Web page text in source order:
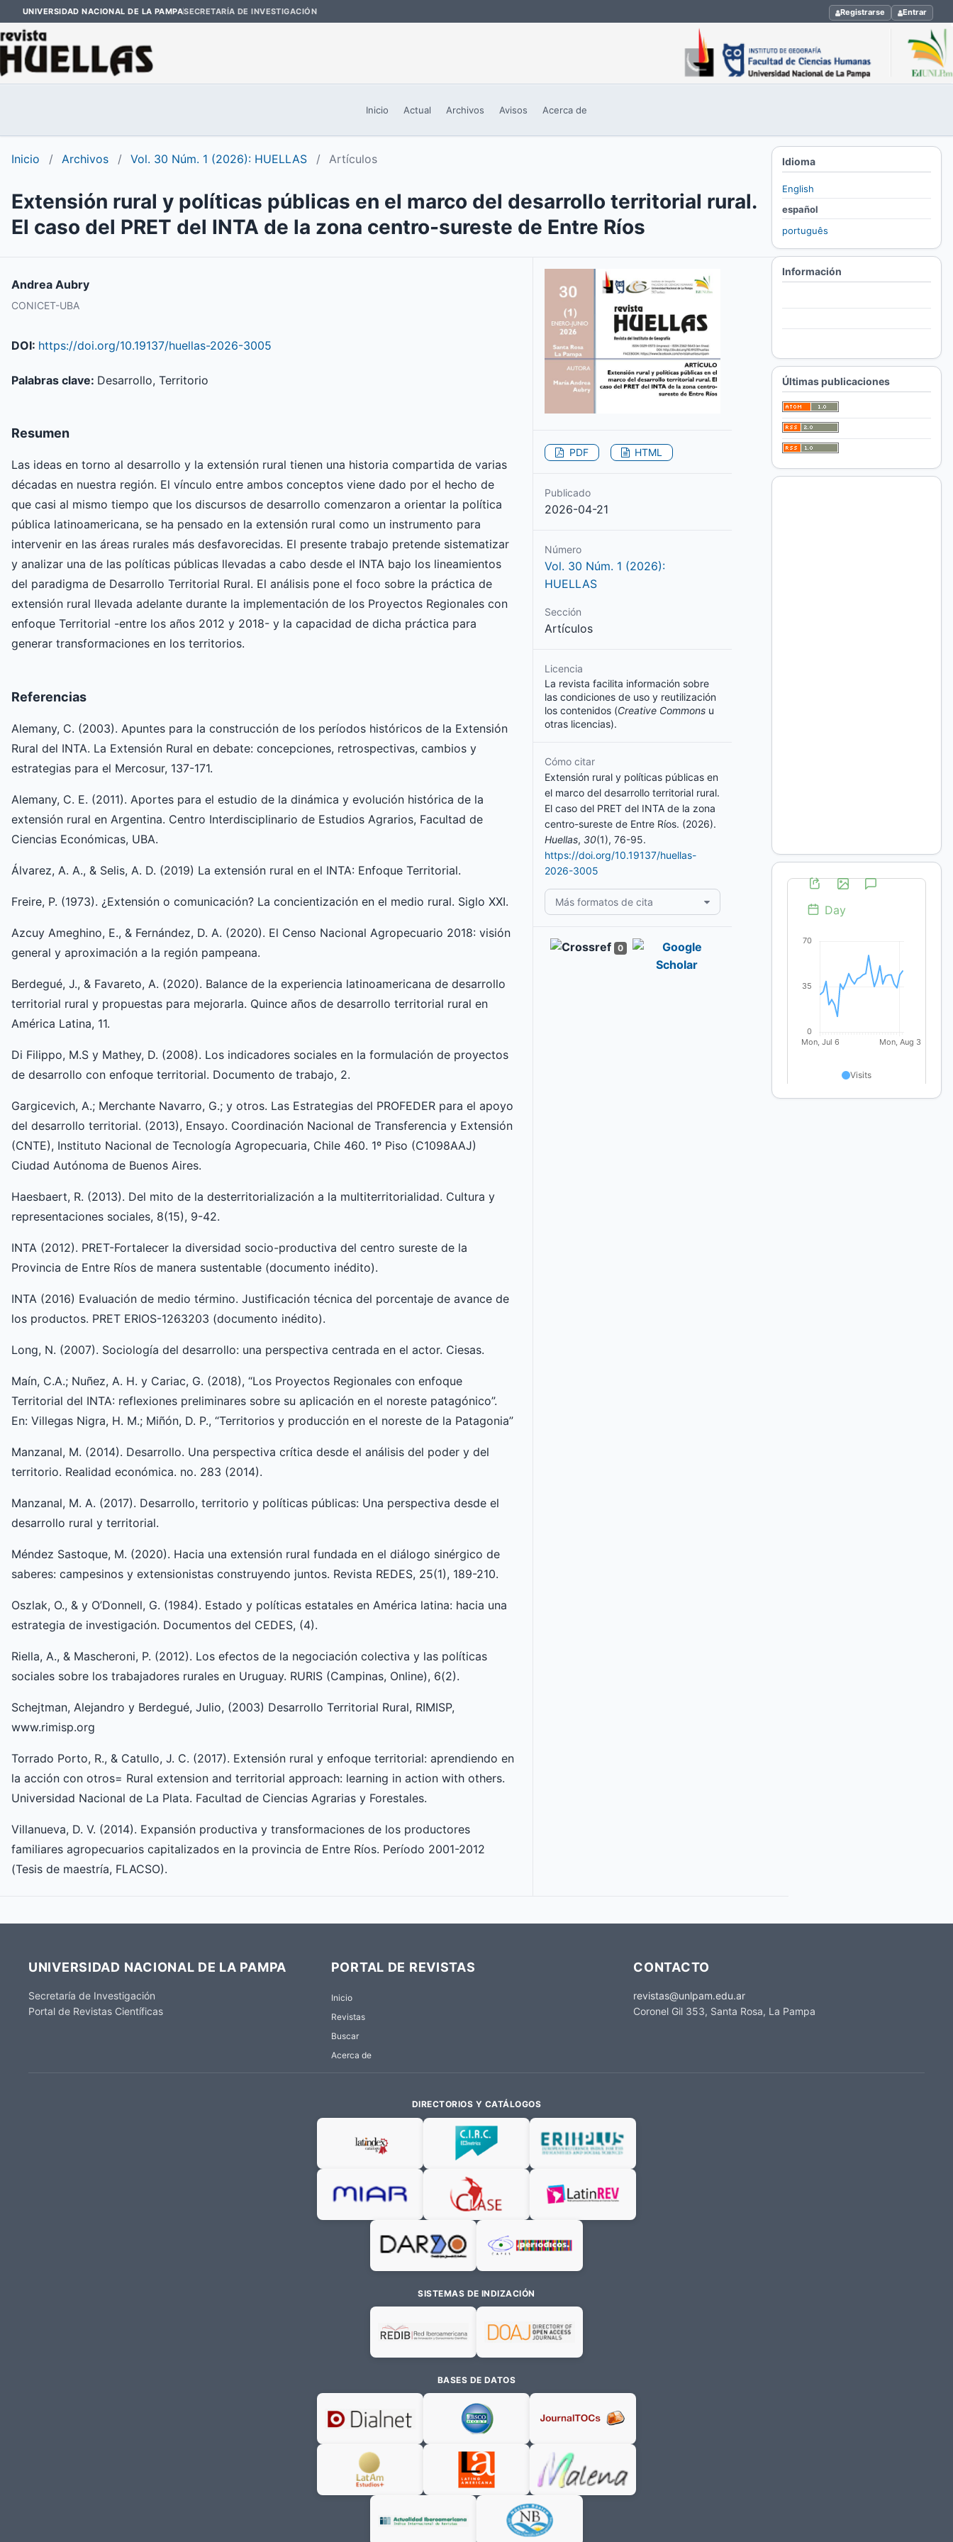
UNIVERSIDAD NACIONAL DE LA PAMPASECRETARÍA DE INVESTIGACIÓN Registrarse Entrar
Inicio Actual Archivos Avisos Acerca de
Inicio / Archivos / Vol. 30 Núm. 1 (2026): HUELLAS / Artículos
Extensión rural y políticas públicas en el marco del desarrollo territorial rural.
El caso del PRET del INTA de la zona centro-sureste de Entre Ríos
Andrea Aubry
CONICET-UBA
DOI: https://doi.org/10.19137/huellas-2026-3005
Palabras clave: Desarrollo, Territorio
Resumen
Las ideas en torno al desarrollo y la extensión rural tienen una historia compartida de varias
décadas en nuestra región. El vínculo entre ambos conceptos viene dado por el hecho de
que casi al mismo tiempo que los discursos de desarrollo comenzaron a orientar la política
pública latinoamericana, se ha pensado en la extensión rural como un instrumento para
intervenir en las áreas rurales más desfavorecidas. El presente trabajo pretende sistematizar
y analizar una de las políticas públicas llevadas a cabo desde el INTA bajo los lineamientos
del paradigma de Desarrollo Territorial Rural. El análisis pone el foco sobre la práctica de
extensión rural llevada adelante durante la implementación de los Proyectos Regionales con
enfoque Territorial -entre los años 2012 y 2018- y la capacidad de dicha práctica para
generar transformaciones en los territorios.
Referencias
Alemany, C. (2003). Apuntes para la construcción de los períodos históricos de la Extensión
Rural del INTA. La Extensión Rural en debate: concepciones, retrospectivas, cambios y
estrategias para el Mercosur, 137-171.
Alemany, C. E. (2011). Aportes para el estudio de la dinámica y evolución histórica de la
extensión rural en Argentina. Centro Interdisciplinario de Estudios Agrarios, Facultad de
Ciencias Económicas, UBA.
Álvarez, A. A., & Selis, A. D. (2019) La extensión rural en el INTA: Enfoque Territorial.
Freire, P. (1973). ¿Extensión o comunicación? La concientización en el medio rural. Siglo XXI.
Azcuy Ameghino, E., & Fernández, D. A. (2020). El Censo Nacional Agropecuario 2018: visión
general y aproximación a la región pampeana.
Berdegué, J., & Favareto, A. (2020). Balance de la experiencia latinoamericana de desarrollo
territorial rural y propuestas para mejorarla. Quince años de desarrollo territorial rural en
América Latina, 11.
Di Filippo, M.S y Mathey, D. (2008). Los indicadores sociales en la formulación de proyectos
de desarrollo con enfoque territorial. Documento de trabajo, 2.
Gargicevich, A.; Merchante Navarro, G.; y otros. Las Estrategias del PROFEDER para el apoyo
del desarrollo territorial. (2013), Ensayo. Coordinación Nacional de Transferencia y Extensión
(CNTE), Instituto Nacional de Tecnología Agropecuaria, Chile 460. 1º Piso (C1098AAJ)
Ciudad Autónoma de Buenos Aires.
Haesbaert, R. (2013). Del mito de la desterritorialización a la multiterritorialidad. Cultura y
representaciones sociales, 8(15), 9-42.
INTA (2012). PRET-Fortalecer la diversidad socio-productiva del centro sureste de la
Provincia de Entre Ríos de manera sustentable (documento inédito).
INTA (2016) Evaluación de medio término. Justificación técnica del porcentaje de avance de
los productos. PRET ERIOS-1263203 (documento inédito).
Long, N. (2007). Sociología del desarrollo: una perspectiva centrada en el actor. Ciesas.
Maín, C.A.; Nuñez, A. H. y Cariac, G. (2018), “Los Proyectos Regionales con enfoque
Territorial del INTA: reflexiones preliminares sobre su aplicación en el noreste patagónico”.
En: Villegas Nigra, H. M.; Miñón, D. P., “Territorios y producción en el noreste de la Patagonia”
Manzanal, M. (2014). Desarrollo. Una perspectiva crítica desde el análisis del poder y del
territorio. Realidad económica. no. 283 (2014).
Manzanal, M. A. (2017). Desarrollo, territorio y políticas públicas: Una perspectiva desde el
desarrollo rural y territorial.
Méndez Sastoque, M. (2020). Hacia una extensión rural fundada en el diálogo sinérgico de
saberes: campesinos y extensionistas construyendo juntos. Revista REDES, 25(1), 189-210.
Oszlak, O., & y O’Donnell, G. (1984). Estado y políticas estatales en América latina: hacia una
estrategia de investigación. Documentos del CEDES, (4).
Riella, A., & Mascheroni, P. (2012). Los efectos de la negociación colectiva y las políticas
sociales sobre los trabajadores rurales en Uruguay. RURIS (Campinas, Online), 6(2).
Schejtman, Alejandro y Berdegué, Julio, (2003) Desarrollo Territorial Rural, RIMISP,
www.rimisp.org
Torrado Porto, R., & Catullo, J. C. (2017). Extensión rural y enfoque territorial: aprendiendo en
la acción con otros= Rural extension and territorial approach: learning in action with others.
Universidad Nacional de La Plata. Facultad de Ciencias Agrarias y Forestales.
Villanueva, D. V. (2014). Expansión productiva y transformaciones de los productores
familiares agropecuarios capitalizados en la provincia de Entre Ríos. Período 2001-2012
(Tesis de maestría, FLACSO).
PDF HTML
Publicado
2026-04-21
Número
Vol. 30 Núm. 1 (2026):
HUELLAS
Sección
Artículos
Licencia
La revista facilita información sobre
las condiciones de uso y reutilización
los contenidos (Creative Commons u
otras licencias).
Cómo citar
Extensión rural y políticas públicas en
el marco del desarrollo territorial rural.
El caso del PRET del INTA de la zona
centro-sureste de Entre Ríos. (2026).
Huellas, 30(1), 76-95.
https://doi.org/10.19137/huellas-
2026-3005
Más formatos de cita
0
Idioma
English
español
português
Información
Últimas publicaciones
UNIVERSIDAD NACIONAL DE LA PAMPA
Secretaría de Investigación
Portal de Revistas Científicas
PORTAL DE REVISTAS
Inicio
Revistas
Buscar
Acerca de
CONTACTO
revistas@unlpam.edu.ar
Coronel Gil 353, Santa Rosa, La Pampa
DIRECTORIOS Y CATÁLOGOS
SISTEMAS DE INDIZACIÓN
BASES DE DATOS